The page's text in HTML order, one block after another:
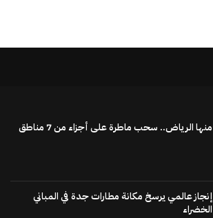
منها الرياض.. سحب ماطرة على أجزاء من 7 مناطق
إنجاز عالمي يرسخ مكانة مطارات جدة في المباني
الخضراء